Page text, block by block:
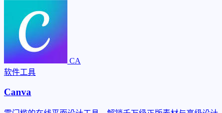
CA
软件工具
Canva